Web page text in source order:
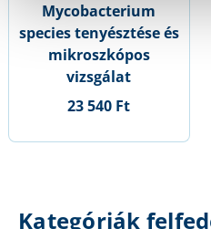
Mycobacterium
species tenyésztése és
mikroszkópos
vizsgálat
23 540 Ft
Kategóriák